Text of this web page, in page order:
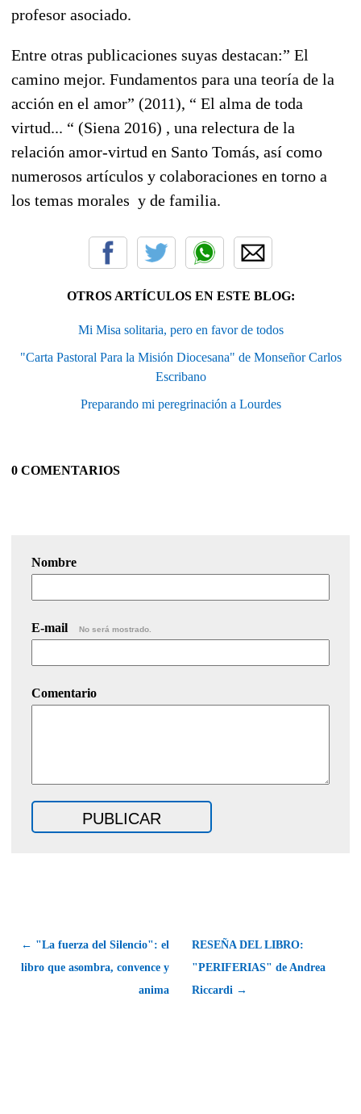
profesor asociado.
Entre otras publicaciones suyas destacan:” El
camino mejor. Fundamentos para una teoría de la
acción en el amor” (2011), “ El alma de toda
virtud... “ (Siena 2016) , una relectura de la
relación amor-virtud en Santo Tomás, así como
numerosos artículos y colaboraciones en torno a
los temas morales y de familia.
OTROS ARTÍCULOS EN ESTE BLOG:
Mi Misa solitaria, pero en favor de todos
"Carta Pastoral Para la Misión Diocesana" de Monseñor Carlos
Escribano
Preparando mi peregrinación a Lourdes
0 COMENTARIOS
Nombre
E-mail No será mostrado.
Comentario
← "La fuerza del Silencio": el
libro que asombra, convence y
anima
RESEÑA DEL LIBRO:
"PERIFERIAS" de Andrea
Riccardi →